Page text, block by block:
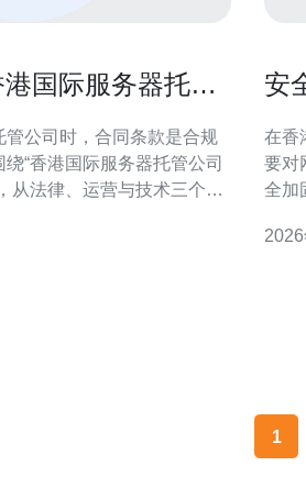
国际服务器托管
公司时，合同条款是合规
“香港国际服务器托管公司
从法律、运营与技术三个维
总体框架与条
安
在香
要对
全加
防护
1